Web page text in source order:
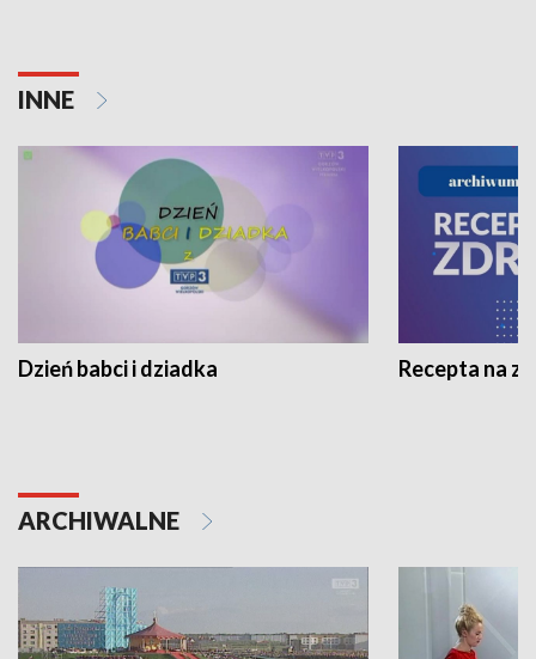
INNE
Dzień babci i dziadka Recepta na
ARCHIWALNE